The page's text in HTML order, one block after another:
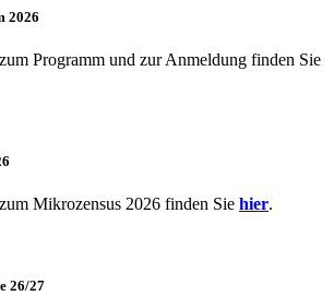
2026
Programm und zur Anmeldung finden Sie
Mikrozensus 2026 finden Sie hier.
26/27